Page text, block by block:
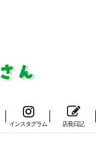
インスタグラム 店長日記